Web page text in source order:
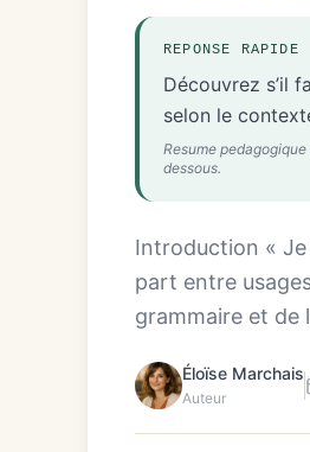
REPONSE RAPIDE
Découvrez s’il
selon le
Resume
dessous.
Introduction « Je
part entre
grammaire et de
Éloïse Marchais
Auteur